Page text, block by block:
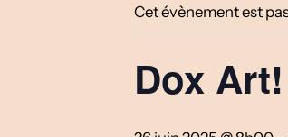
Cet évènement est
Dox